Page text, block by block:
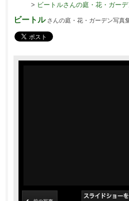
> ビートルさんの庭・花・ガー
ビートルさんの庭・花・ガーデン写真